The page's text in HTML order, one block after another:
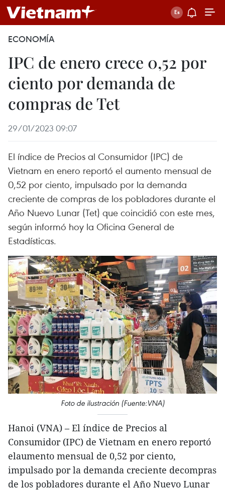
ECONOMÍA
IPC de enero crece 0,52 por
ciento por demanda de
compras de Tet
29/01/2023 09:07
El índice de Precios al Consumidor (IPC) de
Vietnam en enero reportó el aumento mensual de
0,52 por ciento, impulsado por la demanda
creciente de compras de los pobladores durante el
Año Nuevo Lunar (Tet) que coincidió con este mes,
según informó hoy la Oficina General de
Estadísticas.
Foto de ilustración (Fuente:VNA)
Hanoi (VNA) – El índice de Precios al
Consumidor (IPC) de Vietnam en enero reportó
elaumento mensual de 0,52 por ciento,
impulsado por la demanda creciente decompras
de los pobladores durante el Año Nuevo Lunar